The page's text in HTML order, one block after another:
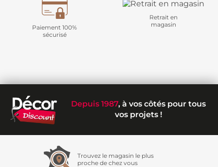
Paiement 100%
sécurisé
Retrait en
magasin
Depuis 1987, à vos côtés pour tous
vos projets !
Trouvez le magasin le plus
proche de chez vous